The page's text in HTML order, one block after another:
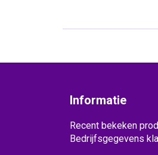
Informatie
Recent bekeken
Bedrijfsgegevens